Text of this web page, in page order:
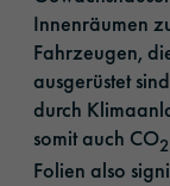
Innenräumen
Fahrzeugen,
ausgerüstet
durch
somit auch CO2
Folien also